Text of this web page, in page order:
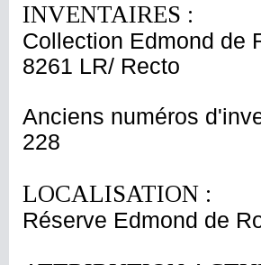
INVENTAIRES :
Collection Edmond de
8261 LR/ Recto
Anciens numéros
228
LOCALISATION :
Réserve Edmond de